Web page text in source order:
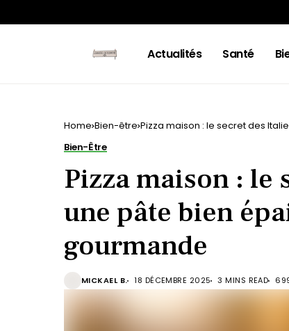
Actualités Santé
Home Bien-être Pizza maison : le secret des
Bien-Être
Pizza maison : le
une pâte bien
gourmande
MICKAEL B. 18 DÉCEMBRE 2025 3 MINS READ